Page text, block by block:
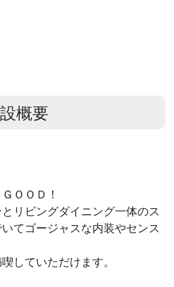
概要
ＯＯＤ！
リビングダイニング一体のス
てゴージャスな内装やセンス
していただけます。